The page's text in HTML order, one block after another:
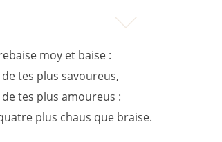
moy et baise :
tes plus savoureus,
tes plus amoureus :
plus chaus que braise.